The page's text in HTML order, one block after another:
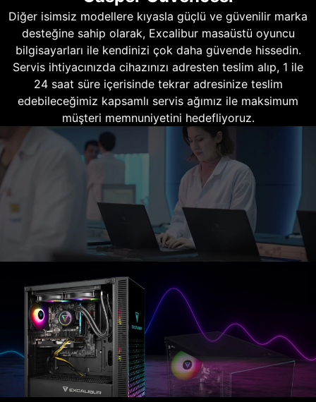
Diğer isimsiz modellere kıyasla güçlü ve güvenilir marka
desteğine sahip olarak, Excalibur masaüstü oyuncu
bilgisayarları ile kendinizi çok daha güvende hissedin.
Servis ihtiyacınızda cihazınızı adresten teslim alıp, 1 ile
24 saat süre içerisinde tekrar adresinize teslim
edebileceğimiz kapsamlı servis ağımız ile maksimum
müşteri memnuniyetini hedefliyoruz.